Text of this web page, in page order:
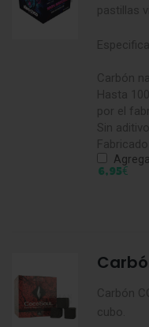
pastillas
Carbón
Hasta
por el
Sin
6,95€
Carbón
cubo.